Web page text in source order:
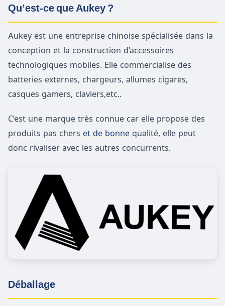
Qu’est-ce que Aukey ?
Aukey est une entreprise chinoise spécialisée dans la
conception et la construction d’accessoires
technologiques mobiles. Elle commercialise des
batteries externes, chargeurs, allumes cigares,
casques gamers, claviers,etc..
C’est une marque très connue car elle propose des
produits pas chers et de bonne qualité, elle peut
donc rivaliser avec les autres concurrents.
​​Déballage